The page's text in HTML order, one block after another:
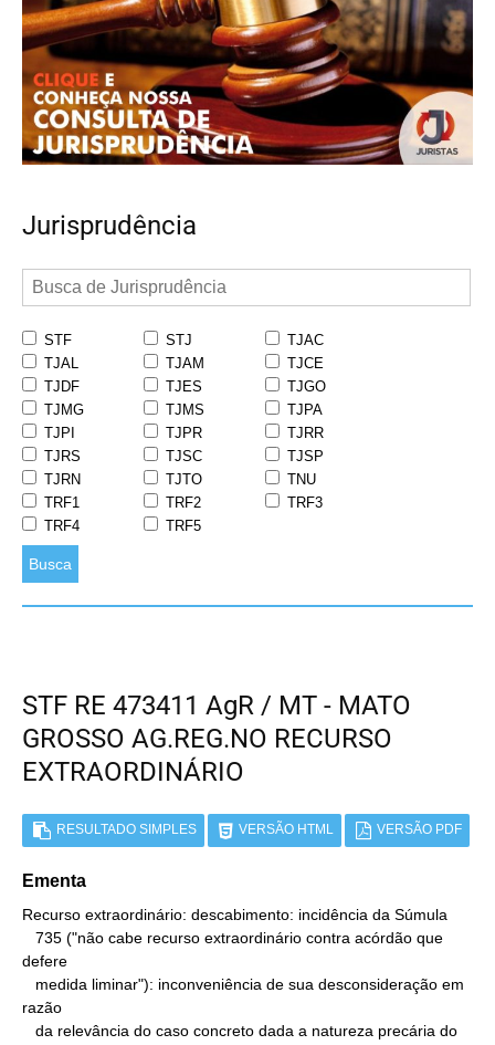
Jurisprudência
STF STJ
TJAC
TJAL
TJAM
TJCE
TJDF
TJES
TJGO
TJMG
TJMS
TJPA
TJPI
TJPR
TJRR
TJRS
TJSC
TJSP
TJRN
TJTO
TNU
TRF1
TRF2
TRF3
TRF4
TRF5
Busca
STF RE 473411 AgR / MT - MATO
GROSSO AG.REG.NO RECURSO
EXTRAORDINÁRIO
RESULTADO SIMPLES VERSÃO HTML VERSÃO PDF
Ementa
Recurso extraordinário: descabimento: incidência da Súmula
defere
razão